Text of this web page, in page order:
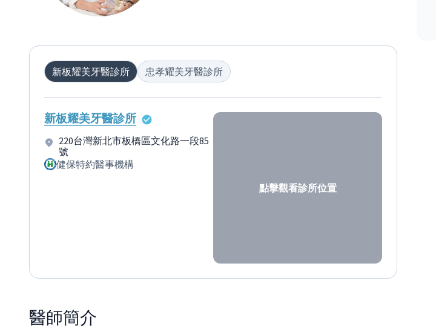
新板耀美牙醫診所 忠孝耀美牙醫診所
新板耀美牙醫診所
220台灣新北市板橋區文化路一段85
號
健保特約醫事機構
點擊觀看診所位置
醫師簡介